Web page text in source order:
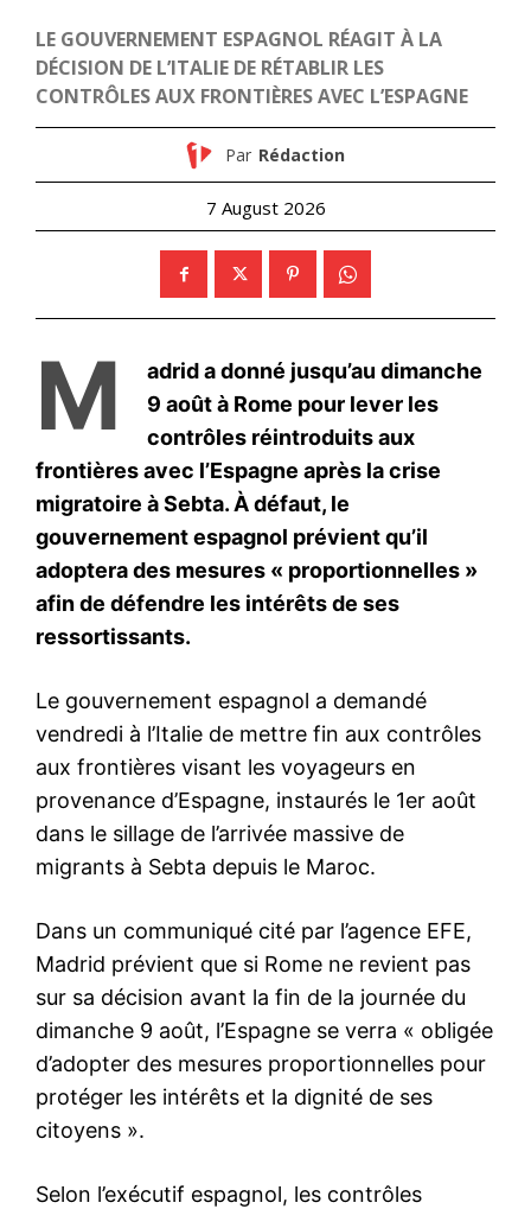
l'information
S'ABONNER MAINTENANT
Insight Publications
À propos